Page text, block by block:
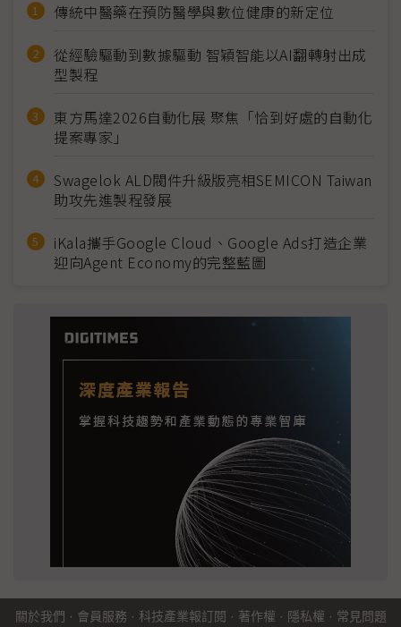
傳統中醫藥在預防醫學與數位健康的新定位
從經驗驅動到數據驅動 智穎智能以AI翻轉射出成
型製程
東方馬達2026自動化展 聚焦「恰到好處的自動化
提案專家」
Swagelok ALD閥件升級版亮相SEMICON Taiwan
助攻先進製程發展
iKala攜手Google Cloud、Google Ads打造企業
迎向Agent Economy的完整藍圖
關於我們 · 會員服務 · 科技產業報訂閱 · 著作權 · 隱私權 · 常見問題